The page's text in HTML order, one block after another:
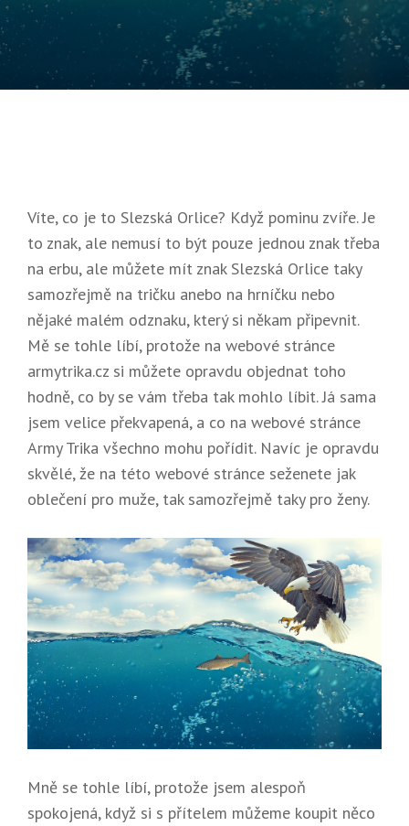
On
12.
2022
Víte, co je to Slezská Orlice? Když pominu zvíře. Je
to znak, ale nemusí to být pouze jednou znak třeba
na erbu, ale můžete mít znak Slezská Orlice taky
samozřejmě na tričku anebo na hrníčku nebo
nějaké malém odznaku, který si někam připevnit.
Mě se tohle líbí, protože na webové stránce
armytrika.cz si můžete opravdu objednat toho
hodně, co by se vám třeba tak mohlo líbit. Já sama
jsem velice překvapená, a co na webové stránce
Army Trika všechno mohu pořídit. Navíc je opravdu
skvělé, že na této webové stránce seženete jak
oblečení pro muže, tak samozřejmě taky pro ženy.
Mně se tohle líbí, protože jsem alespoň
spokojená, když si s přítelem můžeme koupit něco